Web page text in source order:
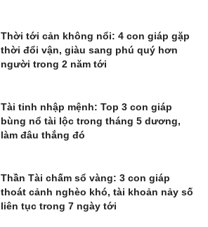
Thời tới cản không nổi: 4 con giáp gặp
thời đổi vận, giàu sang phú quý hơn
người trong 2 năm tới
Tài tinh nhập mệnh: Top 3 con giáp
bùng nổ tài lộc trong tháng 5 dương,
làm đâu thắng đó
Thần Tài chấm sổ vàng: 3 con giáp
thoát cảnh nghèo khó, tài khoản nảy số
liên tục trong 7 ngày tới